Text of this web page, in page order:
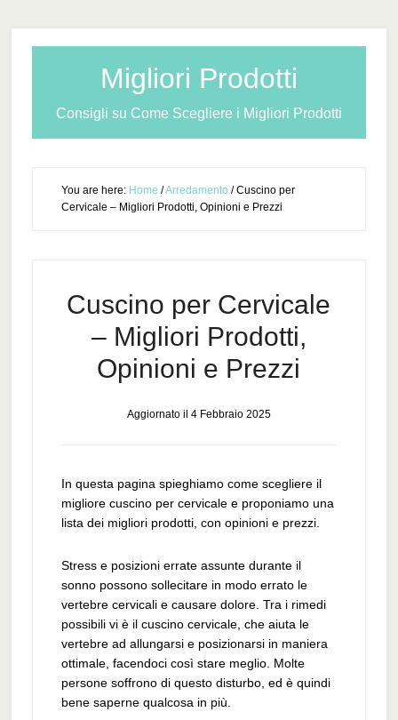
Migliori Prodotti
Consigli su Come Scegliere i Migliori Prodotti
You are here: Home /Arredamento /Cuscino per
Cervicale – Migliori Prodotti, Opinioni e Prezzi
Cuscino per Cervicale
– Migliori Prodotti,
Opinioni e Prezzi
Aggiornato il 4 Febbraio 2025
In questa pagina spieghiamo come scegliere il
migliore cuscino per cervicale e proponiamo una
lista dei migliori prodotti, con opinioni e prezzi.
Stress e posizioni errate assunte durante il
sonno possono sollecitare in modo errato le
vertebre cervicali e causare dolore. Tra i rimedi
possibili vi è il cuscino cervicale, che aiuta le
vertebre ad allungarsi e posizionarsi in maniera
ottimale, facendoci così stare meglio. Molte
persone soffrono di questo disturbo, ed è quindi
bene saperne qualcosa in più.